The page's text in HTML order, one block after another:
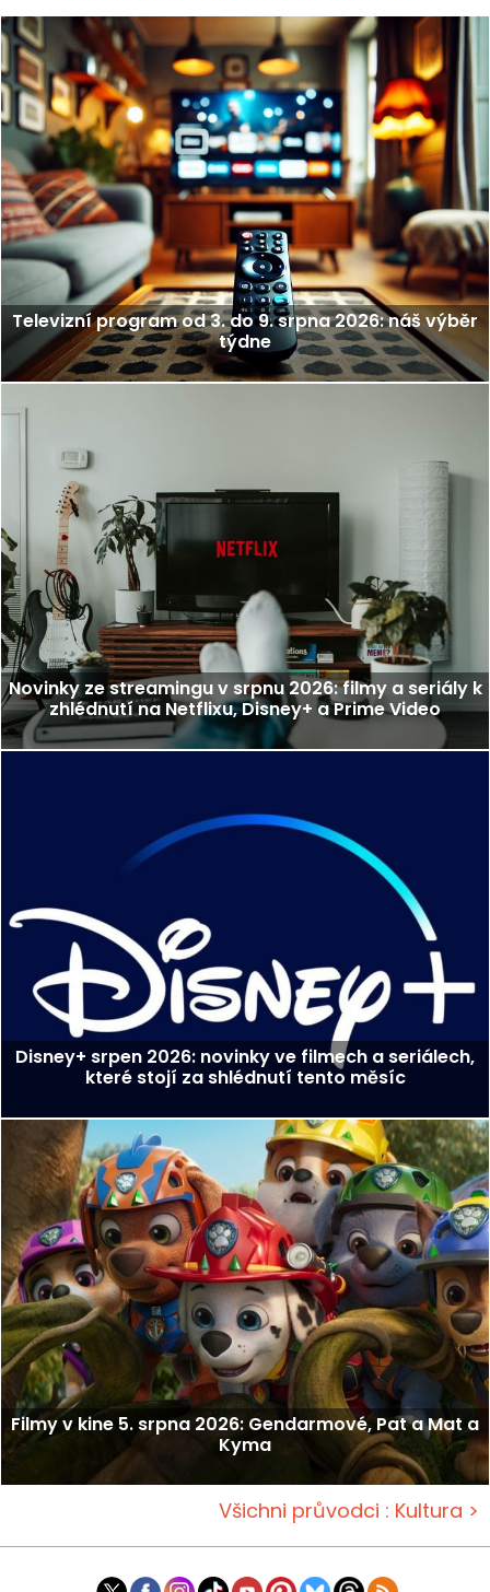
Televizní program od 3. do 9. srpna 2026: náš výběr
týdne
Novinky ze streamingu v srpnu 2026: filmy a seriály k
zhlédnutí na Netflixu, Disney+ a Prime Video
Disney+ srpen 2026: novinky ve filmech a seriálech,
které stojí za shlédnutí tento měsíc
Filmy v kine 5. srpna 2026: Gendarmové, Pat a Mat a
Kyma
Všichni průvodci : Kultura >